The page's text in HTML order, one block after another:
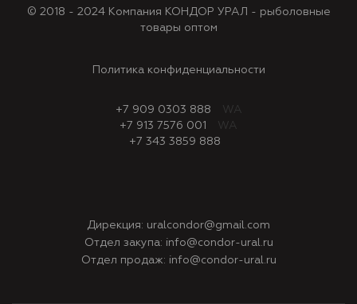
© 2018 - 2024 Компания КОНДОР УРАЛ - рыболовные
товары оптом
Политика конфиденциальности
+7 909 0303 888
WA
+7 913 7576 001
WA
+7 343 3859 888
Дирекция: uralcondor@gmail.com
Отдел закупа: info@condor-ural.ru
Отдел продаж: info@condor-ural.ru